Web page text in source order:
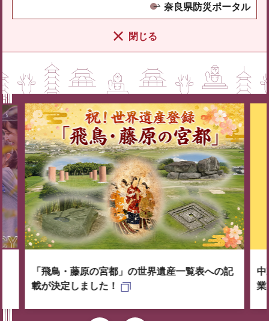
奈良県防災ポータル
閉じる
「飛鳥・藤原の宮都」の世界遺産一覧表への記
載が決定しました！
中
業